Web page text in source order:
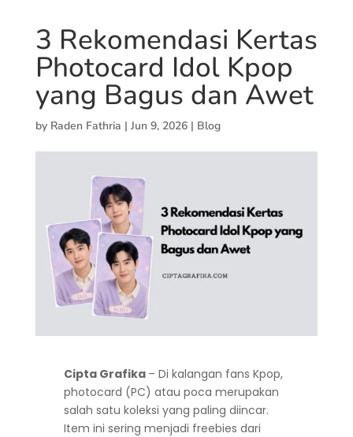
3 Rekomendasi Kertas
Photocard Idol Kpop
yang Bagus dan Awet
by Raden Fathria | Jun 9, 2026| Blog
Cipta Grafika – Di kalangan fans Kpop,
photocard (PC) atau poca merupakan
salah satu koleksi yang paling diincar.
Item ini sering menjadi freebies dari